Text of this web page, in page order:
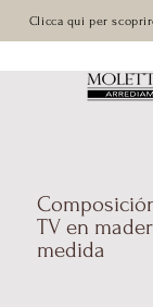
Clicca qui per
TV en
medida